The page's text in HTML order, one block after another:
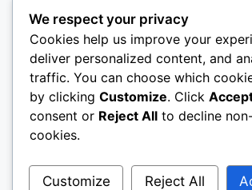
kegiatan kerja,
Mengapa Memilih
more
Categories
Footwear Guide
Tags
fashion pria fashion wanita
formal , sepatu serbaguna
We respect your privacy
Cookies help us improve your
deliver personalized content, and
traffic. You can choose which
by clicking Customize. Click
consent or Reject All to decline
cookies.
Customize Reject All